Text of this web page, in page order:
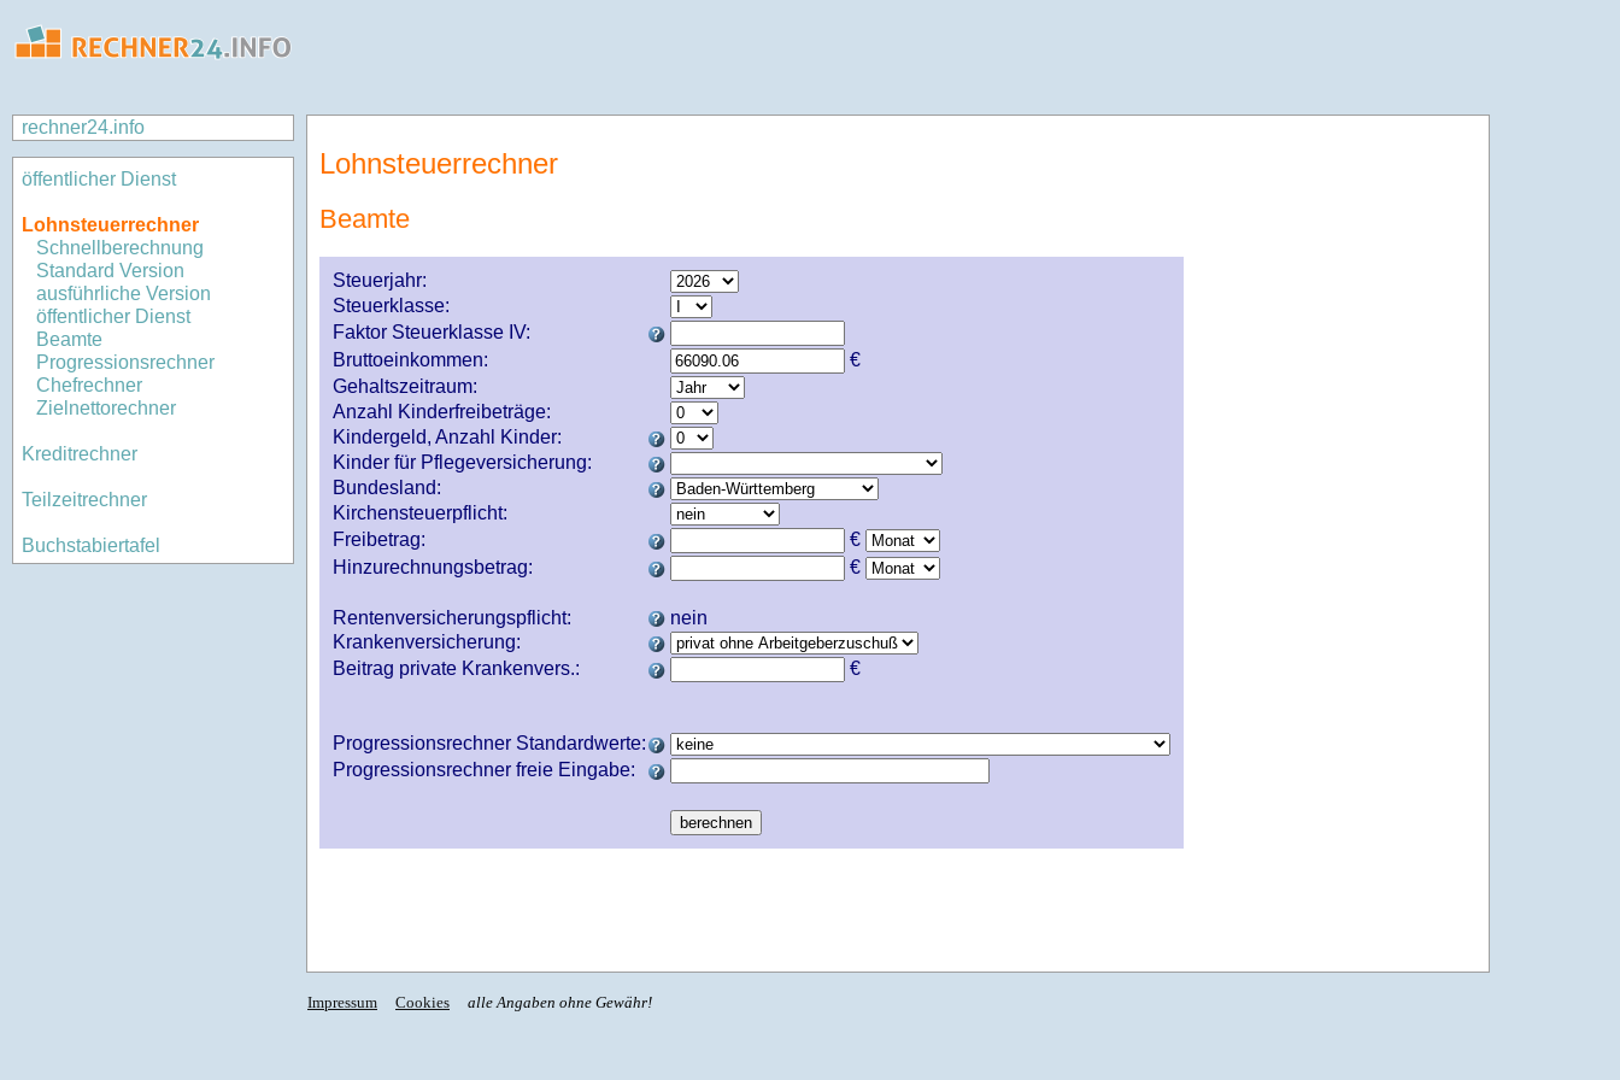
rechner24.info
öffentlicher Dienst
Lohnsteuerrechner
Schnellberechnung
Standard Version
ausführliche Version
öffentlicher Dienst
Beamte
Progressionsrechner
Chefrechner
Zielnettorechner
Kreditrechner
Teilzeitrechner
Buchstabiertafel
Lohnsteuerrechner
Beamte
Steuerjahr:
Steuerklasse:
Faktor Steuerklasse IV:
Bruttoeinkommen:
€
Gehaltszeitraum:
Anzahl Kinderfreibeträge:
Kindergeld, Anzahl Kinder:
Kinder für Pflegeversicherung:
Bundesland:
Kirchensteuerpflicht:
Freibetrag:
€
Hinzurechnungsbetrag:
€
Rentenversicherungspflicht:
nein
Krankenversicherung:
Beitrag private Krankenvers.:
€
Progressionsrechner Standardwerte:
Progressionsrechner freie Eingabe:
Impressum Cookies alle Angaben ohne Gewähr!